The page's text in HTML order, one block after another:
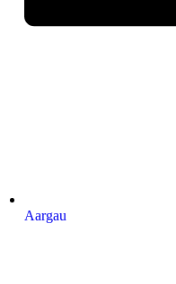
Aargau